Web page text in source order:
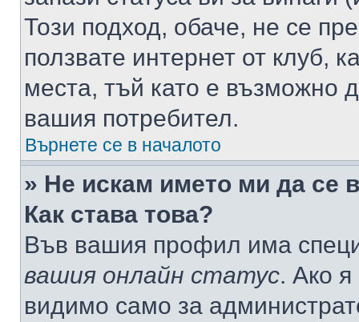
Този подход, обаче, не се
ползвате интернет от клуб,
места, тъй като е възможно
вашия потребител.
Върнете се в началото
» Не искам името ми да се
Как става това?
Във вашия профил има
вашия онлайн статус. Ако
видимо само за